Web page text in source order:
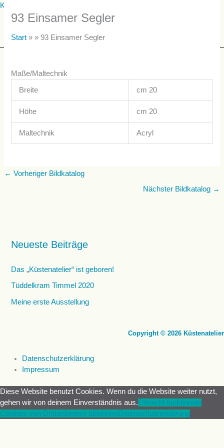
Zum
Inhalt
Küstenatelier
93 Einsamer Segler
Start » »93 Einsamer Segler
Maße/Maltechnik
Breite cm20
Höhe cm20
Maltechnik Acryl
← Vorheriger Bildkatalog
Nächster Bildkatalog →
Neueste Beiträge
Das „Küstenatelier“ ist geboren!
Tüddelkram Timmel 2020
Meine erste Ausstellung
Copyright © 2026 Küstenatelier
Datenschutzerklärung
Impressum
Diese Website benutzt Cookies. Wenn du die Website weiter nutzt,
gehen wir von deinem Einverständnis aus.OKnicht funktionale
Cookies von Drittanbietern ablehnen Datenschutzerklärung